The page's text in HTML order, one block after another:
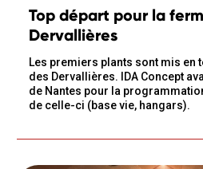
Top départ pour la
Dervallières
Les premiers plants sont mis en
des Dervallières. IDA Concept
de Nantes pour la
de celle-ci (base vie, hangars).